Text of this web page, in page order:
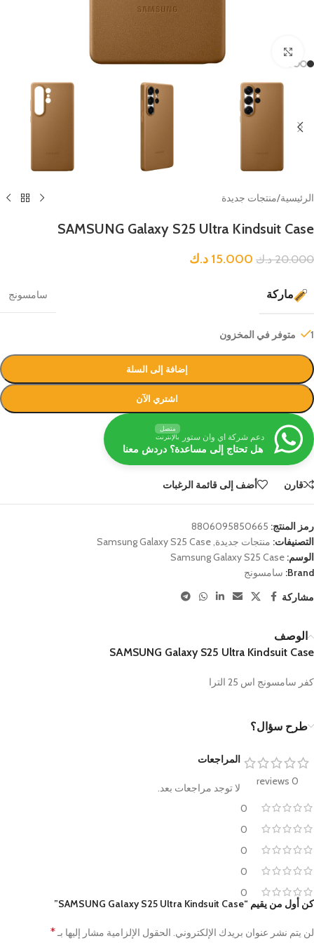
Click to enlarge
الرئيسية/منتجات جديدة
SAMSUNG Galaxy S25 Ultra Kindsuit Case
20.000 د.ك 15.000 د.ك
ماركة سامسونج
1 متوفر في المخزون
إضافة إلى السلة
اشتري الآن
دعم شركة اي وان ستور
متصل
بالإنترنت
هل تحتاج إلى مساعدة؟ دردش معنا
قارن أضف إلى قائمة الرغبات
رمز المنتج: 8806095850665
التصنيفات: منتجات جديدة,
Samsung Galaxy S25 Case
الوسم: Samsung Galaxy S25 Case
Brand: سامسونج
مشاركة
الوصف
SAMSUNG Galaxy S25 Ultra Kindsuit Case
كفر سامسونج اس 25 الترا
طرح سؤال؟
0 reviews
0
0
0
0
0
المراجعات
لا توجد مراجعات بعد.
كن أول من يقيم “SAMSUNG Galaxy S25 Ultra Kindsuit Case”
لن يتم نشر عنوان بريدك الإلكتروني. الحقول الإلزامية مشار إليها بـ*